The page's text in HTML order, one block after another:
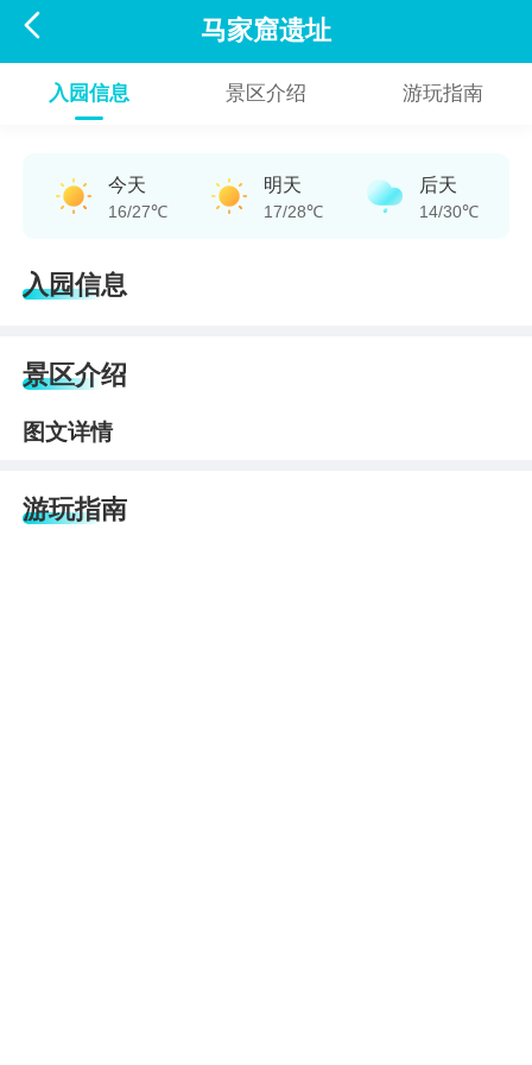
 马家窟遗址
入园信息 景区介绍 游玩指南
今天
16/27℃
明天
17/28℃
后天
14/30℃
入园信息
景区介绍
图文详情
游玩指南